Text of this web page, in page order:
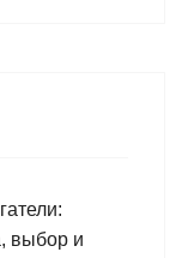
выбор и